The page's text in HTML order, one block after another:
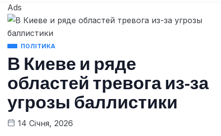
Ads
ПОЛІТИКА
В Киеве и ряде
областей тревога из-за
угрозы баллистики
14 Січня, 2026